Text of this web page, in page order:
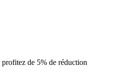
de 5% de réduction